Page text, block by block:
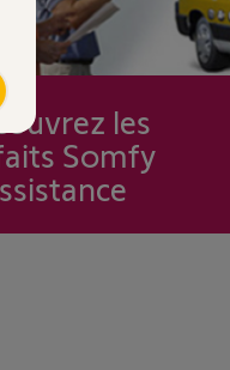
les
Somfy